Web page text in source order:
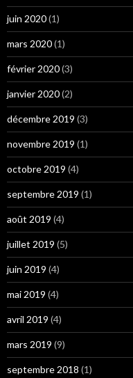
juin 2020(1)
mars 2020(1)
février 2020(3)
janvier 2020(2)
décembre 2019 (3)
novembre 2019 (1)
octobre 2019 (4)
septembre 2019 (1)
août 2019 (4)
juillet 2019 (5)
juin 2019 (4)
mai 2019 (4)
avril 2019 (4)
mars 2019 (9)
septembre 2018 (1)